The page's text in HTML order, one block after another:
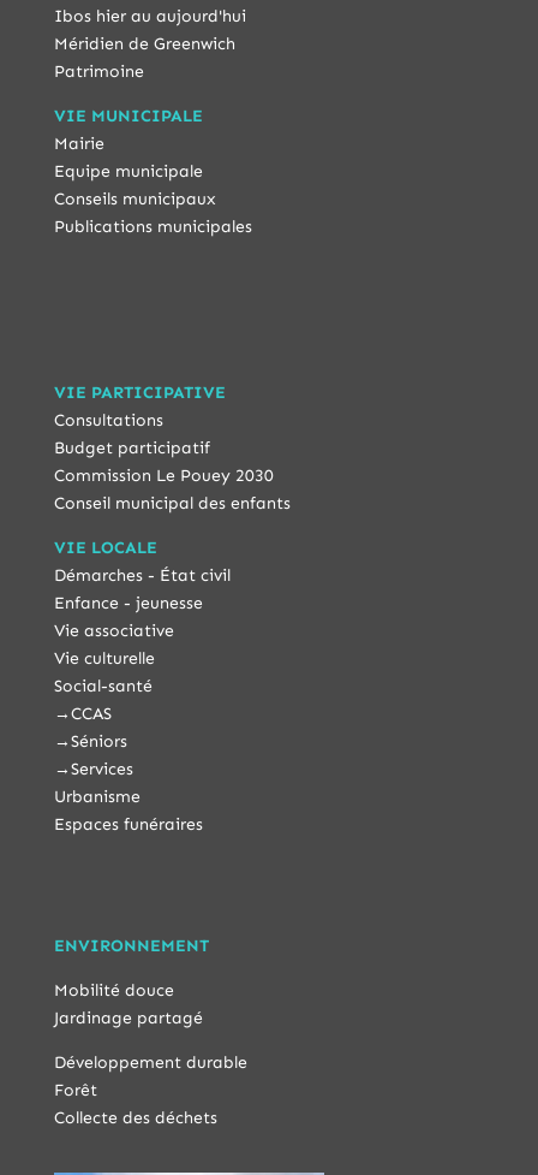
Ibos hier au aujourd'hui
Méridien de Greenwich
Patrimoine
VIE MUNICIPALE
Mairie
Equipe municipale
Conseils municipaux
Publications municipales
VIE PARTICIPATIVE
Consultations
Budget participatif
Commission Le Pouey 2030
Conseil municipal des enfants
VIE LOCALE
Démarches - État civil
Enfance - jeunesse
Vie associative
Vie culturelle
Social-santé
→CCAS
→Séniors
→Services
Urbanisme
Espaces funéraires
ENVIRONNEMENT
Mobilité douce
Jardinage partagé
Développement durable
Forêt
Collecte des déchets